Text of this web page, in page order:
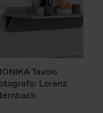
Tavolo
Lorenz